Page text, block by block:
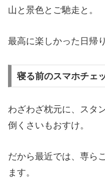
山と景色とご馳走と。
最高に楽しかった日帰
寝る前のスマホチェ
わざわざ枕元に、スタ
倒くさいもおすけ。
だから最近では、専ら
ます。